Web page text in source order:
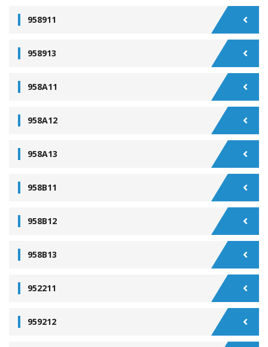
958911
958913
958A11
958A12
958A13
958B11
958B12
958B13
952211
959212